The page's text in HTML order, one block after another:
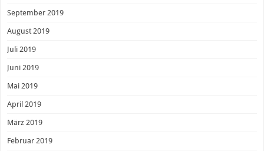
September 2019
August 2019
Juli 2019
Juni 2019
Mai 2019
April 2019
März 2019
Februar 2019